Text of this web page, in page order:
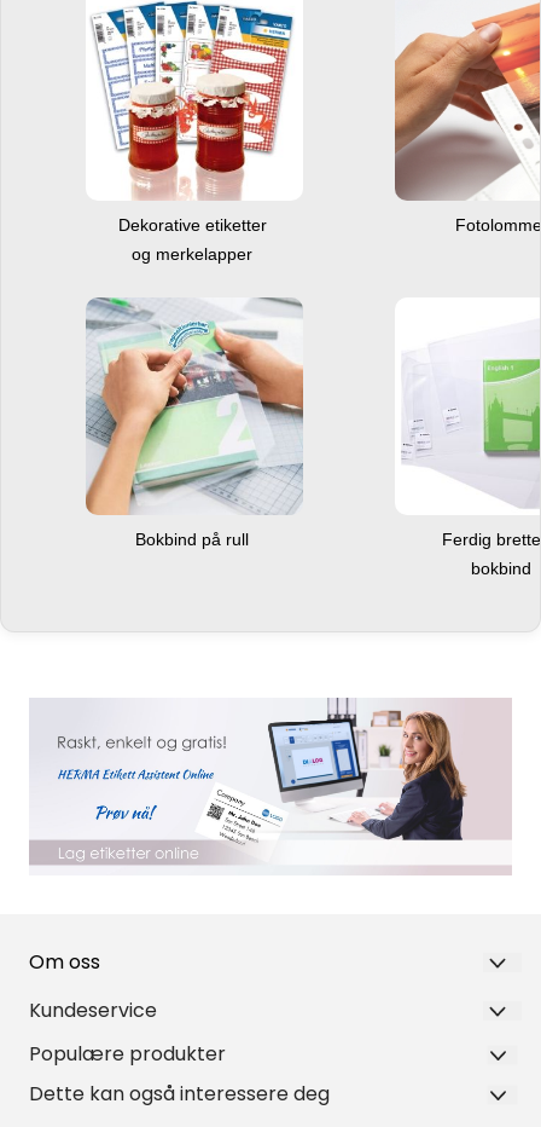
Dekorative etiketter
og merkelapper
Bokbind på rull
Ferdig
bokbind
Om oss
Nortea
3. Strøm terrasse 17
3046 DRAMMEN
Kundeservice
Siste nytt og tips
Om Nortea
Populære produkter
Bokbind på rull
Fotolommer
Dette kan også interessere deg